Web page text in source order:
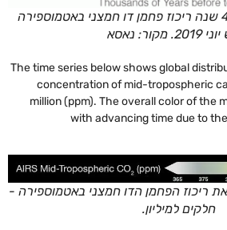
סדרה עיתית 400,000 שנה ריכוז פחמן דו חמצני באטמוספירה
מקור: נאסא
The time series below shows global
concentration of mid-tropospheric
million (ppm). The overall color of the
with advancing time due to
ריכוז הפחמן הדו חמצני באטמוספירה -
חלקים למיליון.